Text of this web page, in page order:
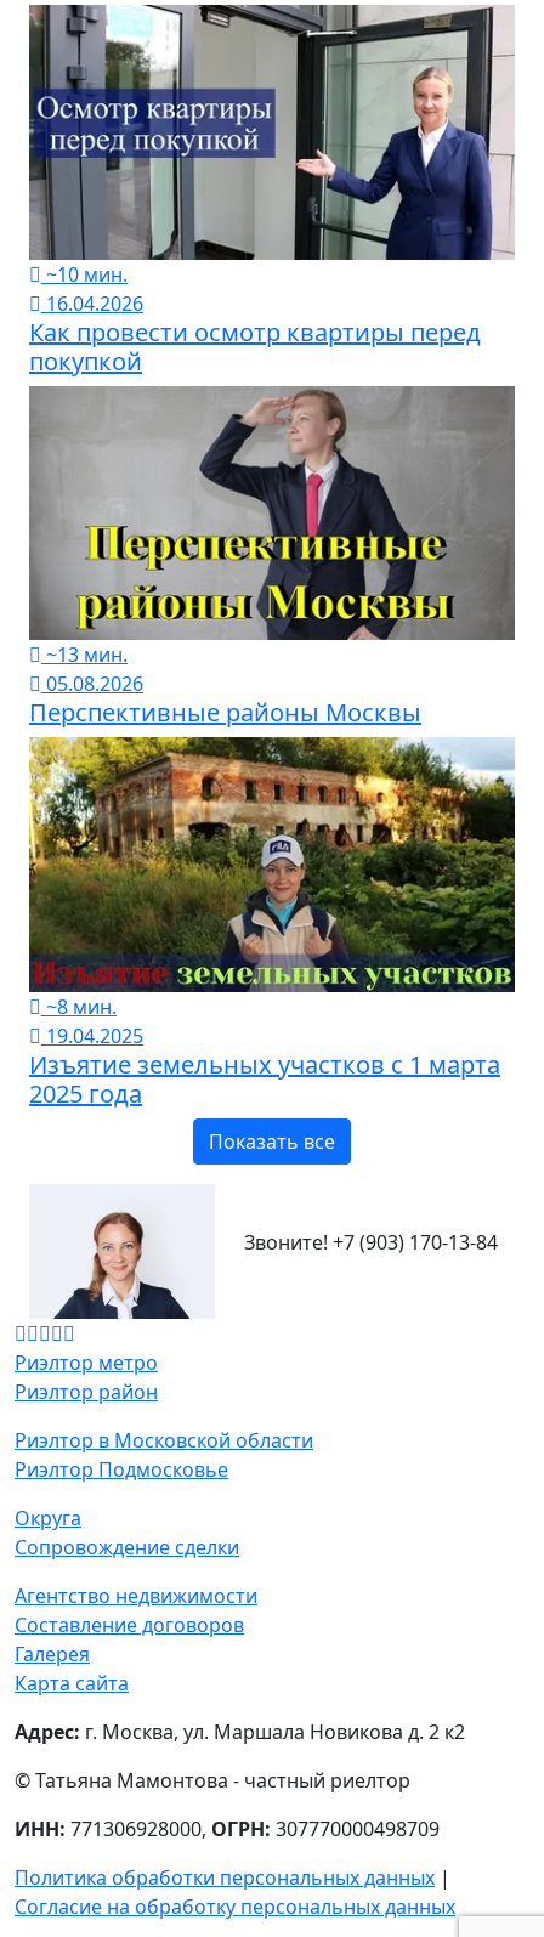
~10 мин.
16.04.2026
Как провести осмотр квартиры перед
покупкой
~13 мин.
05.08.2026
Перспективные районы Москвы
~8 мин.
19.04.2025
Изъятие земельных участков с 1 марта
2025 года
Показать все
Звоните! +7 (903) 170-13-84
Риэлтор метро
Риэлтор район
Риэлтор в Московской области
Риэлтор Подмосковье
Округа
Сопровождение сделки
Агентство недвижимости
Составление договоров
Галерея
Карта сайта
Адрес: г. Москва, ул. Маршала Новикова д. 2 к2
© Татьяна Мамонтова - частный риелтор
ИНН: 771306928000, ОГРН: 307770000498709
Политика обработки персональных данных |
Согласие на обработку персональных данных